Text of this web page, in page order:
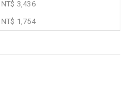
NT$ 3,436
NT$ 1,754